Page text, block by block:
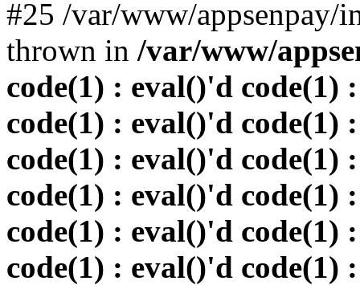
#25 /var/www/
thrown in /var/www/
code(1) : eval()'d code(1)
code(1) : eval()'d code(1)
code(1) : eval()'d code(1)
code(1) : eval()'d code(1)
code(1) : eval()'d code(1)
code(1) : eval()'d code(1)